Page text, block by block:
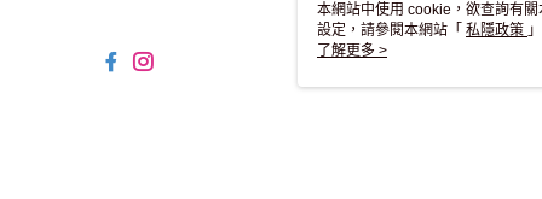
本網站中使用 cookie，欲查詢有
設定，請參閱本網站「 私隱政策
用 cookie。
了解更多 >